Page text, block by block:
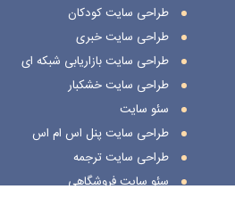
طراحی سایت کودکان
طراحی سایت خبری
طراحی سایت بازاریابی شبکه ای
طراحی سایت خشکبار
سئو سایت
طراحی سایت پنل اس ام اس
طراحی سایت ترجمه
سئو سایت فروشگاهی